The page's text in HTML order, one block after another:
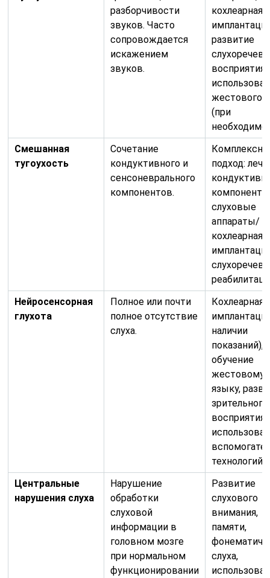
разборчивости
звуков. Часто
сопровождается
искажением
звуков.
кохлеарная
развитие
восприятия,
жестового
(при
Смешанная
тугоухость
Сочетание
кондуктивного и
сенсоневрального
компонентов.
подход:
компонента,
слуховые
аппараты/
кохлеарная
Нейросенсорная
глухота
Полное или почти
полное отсутствие
слуха.
Кохлеарная
наличии
показаний),
обучение
жестовому
языку,
зрительного
восприятия,
технологий.
Центральные
нарушения слуха
Нарушение
обработки
слуховой
информации в
головном мозге
при нормальном
функционировании
Развитие
слухового
внимания,
памяти,
слуха,